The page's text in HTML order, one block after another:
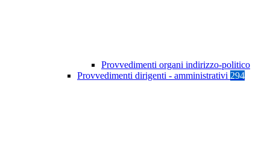
Provvedimenti organi indirizzo-politico
Provvedimenti dirigenti - amministrativi 294